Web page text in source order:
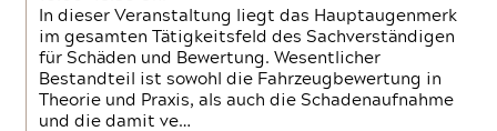
In dieser Veranstaltung liegt das Hauptaugenmerk
im gesamten Tätigkeitsfeld des Sachverständigen
für Schäden und Bewertung. Wesentlicher
Bestandteil ist sowohl die Fahrzeugbewertung in
Theorie und Praxis, als auch die Schadenaufnahme
und die damit ve…